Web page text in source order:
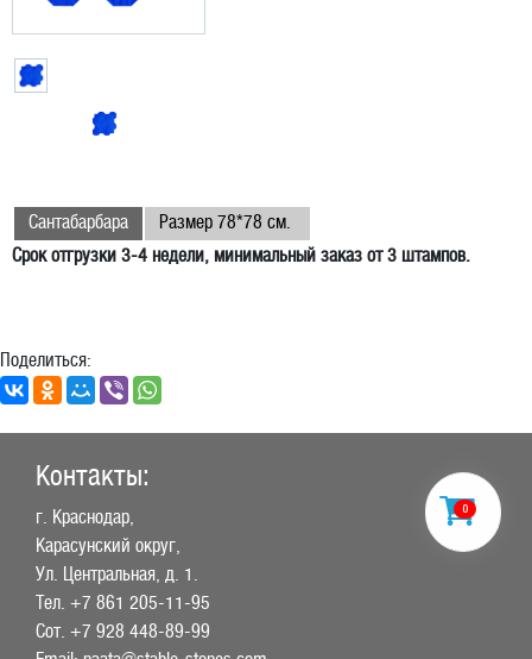
Сантабарбара
Размер 78*78 см.
Срок отгрузки 3-4 недели, минимальный заказ от 3 штампов.
Поделиться:
Контакты:
г. Краснодар,
Карасунский округ,
Ул. Центральная, д. 1.
Тел. +7 861 205-11-95
Сот. +7 928 448-89-99
0